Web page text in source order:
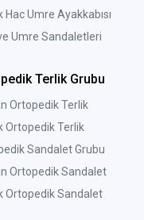
Hac Umre Ayakkabısı
Umre Sandaletleri
Terlik Grubu
Ortopedik Terlik
Ortopedik Terlik
Sandalet Grubu
Ortopedik Sandalet
Ortopedik Sandalet